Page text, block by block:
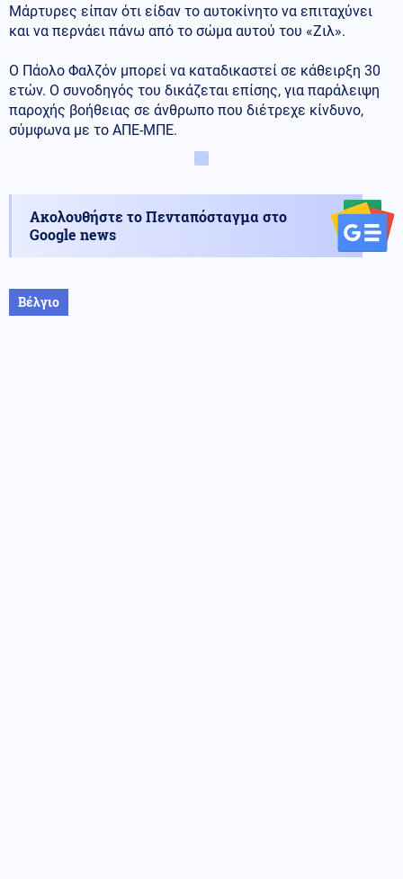
Μάρτυρες είπαν ότι είδαν το αυτοκίνητο να επιταχύνει
και να περνάει πάνω από το σώμα αυτού του «Ζιλ».
Ο Πάολο Φαλζόν μπορεί να καταδικαστεί σε κάθειρξη 30
ετών. Ο συνοδηγός του δικάζεται επίσης, για παράλειψη
παροχής βοήθειας σε άνθρωπο που διέτρεχε κίνδυνο,
σύμφωνα με το ΑΠΕ-ΜΠΕ.
Ακολουθήστε το Πενταπόσταγμα στο
Google news
Βέλγιο